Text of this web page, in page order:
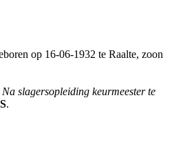
op 16-06-1932 te Raalte, zoon
Na slagersopleiding keurmeester te
.